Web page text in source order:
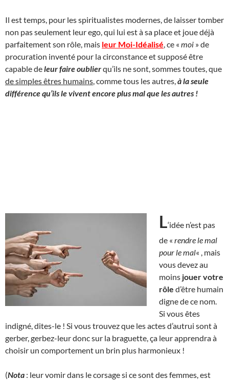
Il est temps, pour les spiritualistes modernes, de laisser tomber
non pas seulement leur ego, qui lui est à sa place et joue déjà
parfaitement son rôle, mais leur Moi-Idéalisé , ce « moi » de
procuration inventé pour la circonstance et supposé être
capable deleur faire oublierqu’ils ne sont, sommes toutes, que
de simples êtres humains , comme tous les autres, à la seule
différence qu’ils le vivent encore plus mal que les autres !
L‘idée n’est pas
de « rendre le mal
pour le mal« , mais
vous devez au
moins jouer votre
rôle d’être humain
digne de ce nom.
Si vous êtes
indigné, dites-le ! Si vous trouvez que les actes d’autrui sont à
gerber, gerbez-leur donc sur la braguette, ça leur apprendra à
choisir un comportement un brin plus harmonieux !
(Nota : leur vomir dans le corsage si ce sont des femmes, est